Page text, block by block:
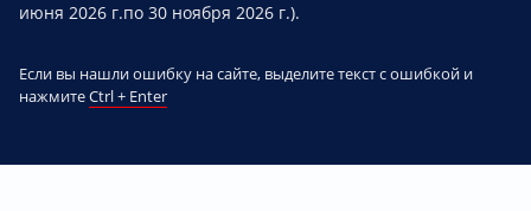
июня 2026 г.по 30 ноября 2026 г.).
Если вы нашли ошибку на сайте, выделите текст с ошибкой и
нажмитеCtrl + Enter